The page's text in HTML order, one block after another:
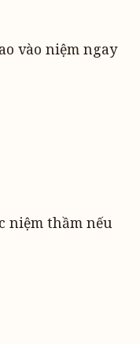
vào niệm ngay
niệm thầm nếu